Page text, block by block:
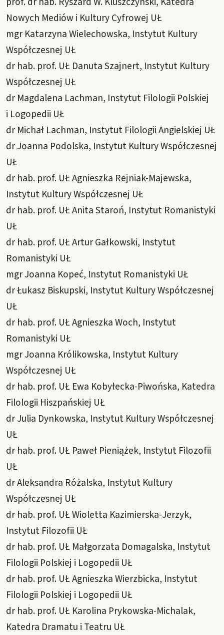
Nowych Mediów i Kultury Cyfrowej UŁ
mgr Katarzyna Wielechowska, Instytut Kultury
Współczesnej UŁ
dr hab. prof. UŁ Danuta Szajnert, Instytut Kultury
Współczesnej UŁ
dr Magdalena Lachman, Instytut Filologii Polskiej
i Logopedii UŁ
dr Michał Lachman, Instytut Filologii Angielskiej UŁ
dr Joanna Podolska, Instytut Kultury Współczesnej
UŁ
dr hab. prof. UŁ Agnieszka Rejniak-Majewska,
Instytut Kultury Współczesnej UŁ
dr hab. prof. UŁ Anita Staroń, Instytut Romanistyki
UŁ
dr hab. prof. UŁ Artur Gałkowski, Instytut
Romanistyki UŁ
mgr Joanna Kopeć, Instytut Romanistyki UŁ
dr Łukasz Biskupski, Instytut Kultury Współczesnej
UŁ
dr hab. prof. UŁ Agnieszka Woch, Instytut
Romanistyki UŁ
mgr Joanna Królikowska, Instytut Kultury
Współczesnej UŁ
dr hab. prof. UŁ Ewa Kobyłecka-Piwońska, Katedra
Filologii Hiszpańskiej UŁ
dr Julia Dynkowska, Instytut Kultury Współczesnej
UŁ
dr hab. prof. UŁ Paweł Pieniążek, Instytut Filozofii
UŁ
dr Aleksandra Różalska, Instytut Kultury
Współczesnej UŁ
dr hab. prof. UŁ Wioletta Kazimierska-Jerzyk,
Instytut Filozofii UŁ
dr hab. prof. UŁ Małgorzata Domagalska, Instytut
Filologii Polskiej i Logopedii UŁ
dr hab. prof. UŁ Agnieszka Wierzbicka, Instytut
Filologii Polskiej i Logopedii UŁ
dr hab. prof. UŁ Karolina Prykowska-Michalak,
Katedra Dramatu i Teatru UŁ